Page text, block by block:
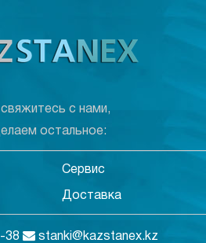
с нами,
остальное:
Сервис
Доставка
38 stanki@kazstanex.kz